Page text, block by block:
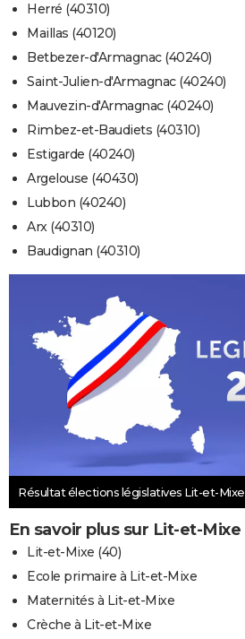
Herré (40310)
Maillas (40120)
Betbezer-d'Armagnac (40240)
Saint-Julien-d'Armagnac (40240)
Mauvezin-d'Armagnac (40240)
Rimbez-et-Baudiets (40310)
Estigarde (40240)
Argelouse (40430)
Lubbon (40240)
Arx (40310)
Baudignan (40310)
Résultat élections législatives Lit-et-Mixe
En savoir plus sur Lit-et-Mixe
Lit-et-Mixe (40)
Ecole primaire à Lit-et-Mixe
Maternités à Lit-et-Mixe
Crèche à Lit-et-Mixe